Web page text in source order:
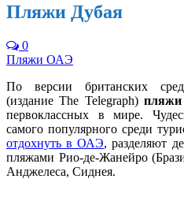
Пляжи Дубая
0
Пляжи ОАЭ
По версии британских
(издание The Telegraph) пляжи
первоклассных в мире.
самого популярного среди
отдохнуть в ОАЭ, разделяют
пляжами Рио-де-Жанейро
Анджелеса, Сиднея.